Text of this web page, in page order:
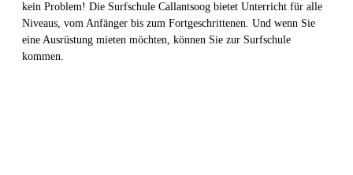
kein Problem! Die Surfschule Callantsoog bietet Unterricht für alle
Niveaus, vom Anfänger bis zum Fortgeschrittenen. Und wenn Sie
eine Ausrüstung mieten möchten, können Sie zur Surfschule
kommen.